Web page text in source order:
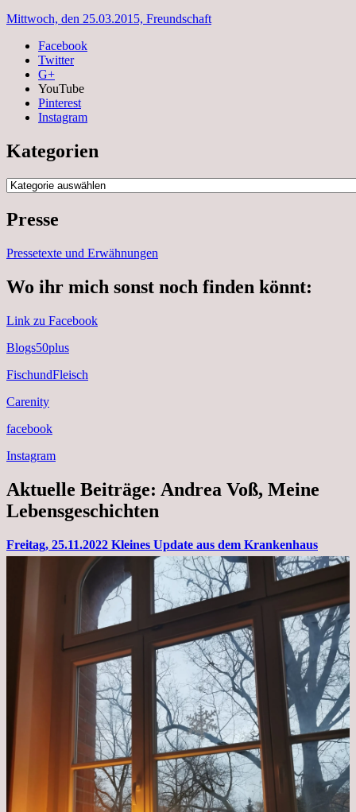
Mittwoch, den 25.03.2015, Freundschaft
Facebook
Twitter
G+
YouTube
Pinterest
Instagram
Kategorien
Kategorien
Presse
Pressetexte und Erwähnungen
Wo ihr mich sonst noch finden könnt:
Link zu Facebook
Blogs50plus
FischundFleisch
Carenity
facebook
Instagram
Aktuelle Beiträge: Andrea Voß, Meine
Lebensgeschichten
Freitag, 25.11.2022 Kleines Update aus dem Krankenhaus